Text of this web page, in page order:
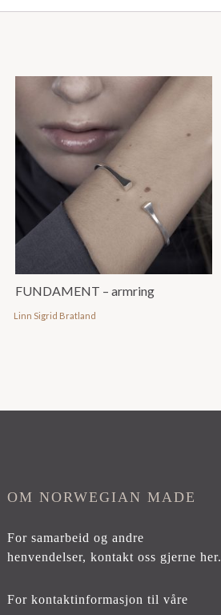
FUNDAMENT – armring
Linn Sigrid Bratland
OM NORWEGIAN MADE
For samarbeid og andre
henvendelser,kontakt oss gjerne her.
For kontaktinformasjon til våre